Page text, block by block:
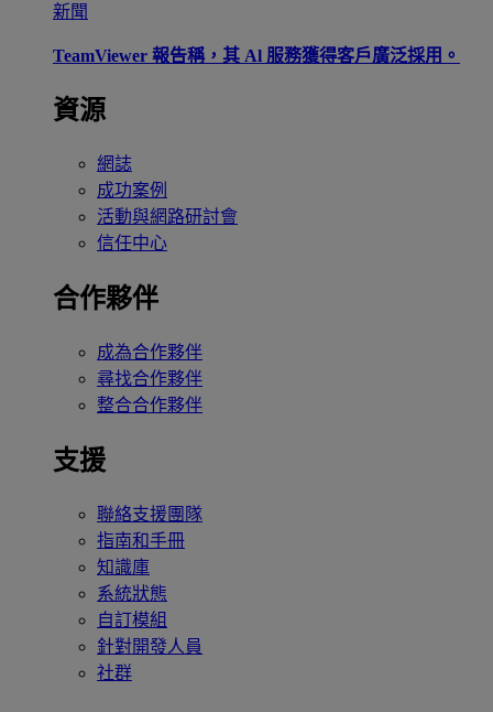
新聞
TeamViewer 報告稱，其 Al 服務獲得客戶廣泛採用。
資源
網誌
成功案例
活動與網路研討會
信任中心
合作夥伴
成為合作夥伴
尋找合作夥伴
整合合作夥伴
支援
聯絡支援團隊
指南和手冊
知識庫
系統狀態
自訂模組
針對開發人員
社群